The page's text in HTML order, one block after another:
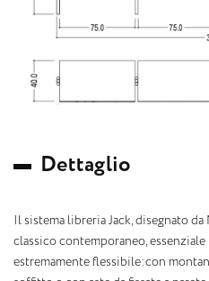
Dettaglio
Il sistema libreria Jack, disegnato
classico contemporaneo,
estremamente flessibile:con